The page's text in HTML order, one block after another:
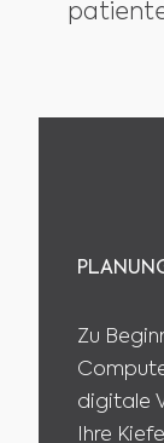
Zu
digitale
Ihre